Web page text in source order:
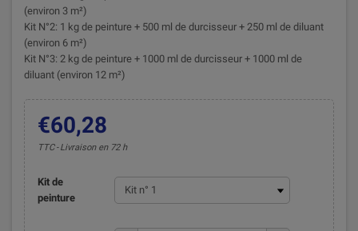
(environ 3 m²)
Kit N°2: 1 kg de peinture + 500 ml de durcisseur + 250 ml de diluant
(environ 6 m²)
Kit N°3: 2 kg de peinture + 1000 ml de durcisseur + 1000 ml de
diluant (environ 12 m²)
€60,28
TTC Livraison en 72 h
Kit de
peinture